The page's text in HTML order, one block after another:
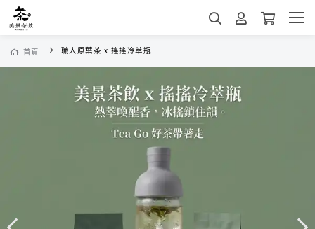
首頁 職人原葉茶 x 搖搖冷萃瓶